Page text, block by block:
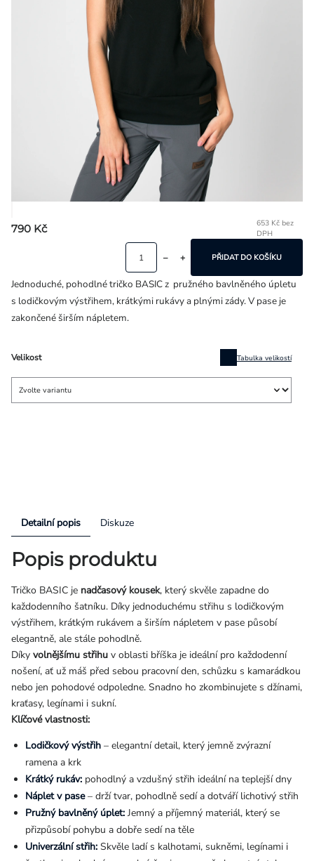
790 Kč
653 Kč bez
DPH
Velikost Tabulka velikostí
PŘIDAT DO KOŠÍKU
Jednoduché, pohodlné tričko BASIC z pružného bavlněného úpletu
s lodičkovým výstřihem, krátkými rukávy a plnými zády. V pase je
zakončené širším nápletem.
Detailní popis Diskuze
Popis produktu
Tričko BASIC je nadčasový kousek, který skvěle zapadne do
každodenního šatníku. Díky jednoduchému střihu s lodičkovým
výstřihem, krátkým rukávem a širším nápletem v pase působí
elegantně, ale stále pohodlně.
Díky volnějšímu střihu v oblasti bříška je ideální pro každodenní
nošení, ať už máš před sebou pracovní den, schůzku s kamarádkou
nebo jen pohodové odpoledne. Snadno ho zkombinujete s džínami,
kraťasy, legínami i sukní.
Klíčové vlastnosti:
Lodičkový výstřih – elegantní detail, který jemně zvýrazní
ramena a krk
Krátký rukáv: pohodlný a vzdušný střih ideální na teplejší dny
Náplet v pase– drží tvar, pohodlně sedí a dotváří lichotivý střih
Pružný bavlněný úplet: Jemný a příjemný materiál, který se
přizpůsobí pohybu a dobře sedí na těle
Univerzální střih: Skvěle ladí s kalhotami, sukněmi, legínami i